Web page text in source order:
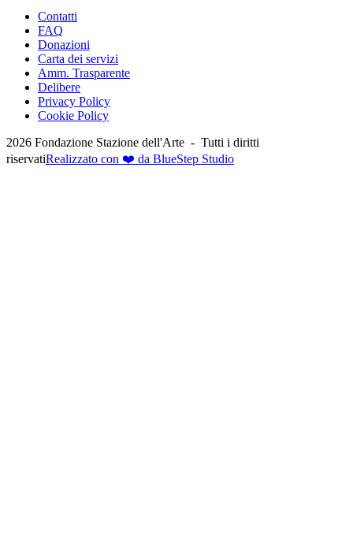
Contatti
FAQ
Donazioni
Carta dei servizi
Amm. Trasparente
Delibere
Privacy Policy
Cookie Policy
2026 Fondazione Stazione dell'Arte - Tutti i diritti
riservatiRealizzato con ❤️ da BlueStep Studio